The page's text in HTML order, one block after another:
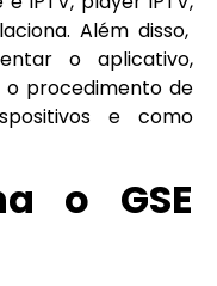
Além disso,
o aplicativo,
o procedimento de
e como
o GSE